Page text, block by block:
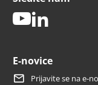
youtube
E-novice
Prijavite se na e-